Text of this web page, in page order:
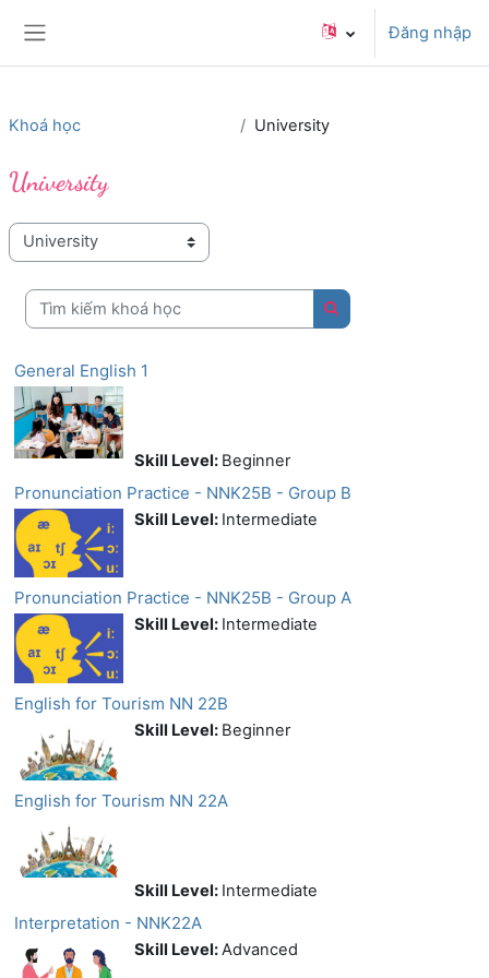
Đăng nhập
Khoá học University
University
Danh mục khoá học
Tìm kiếm khoá học
Tìm kiếm khoá học
General English 1
Skill Level: Beginner
Pronunciation Practice - NNK25B - Group B
Skill Level: Intermediate
Pronunciation Practice - NNK25B - Group A
Skill Level: Intermediate
English for Tourism NN 22B
Skill Level: Beginner
English for Tourism NN 22A
Skill Level: Intermediate
Interpretation - NNK22A
Skill Level:Advanced